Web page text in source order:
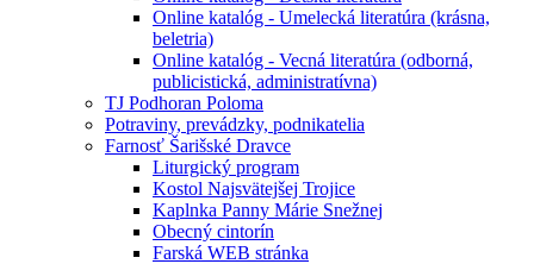
Online katalóg - Umelecká literatúra (krásna,
beletria)
Online katalóg - Vecná literatúra (odborná,
publicistická, administratívna)
TJ Podhoran Poloma
Potraviny, prevádzky, podnikatelia
Farnosť Šarišské Dravce
Liturgický program
Kostol Najsvätejšej Trojice
Kaplnka Panny Márie Snežnej
Obecný cintorín
Farská WEB stránka